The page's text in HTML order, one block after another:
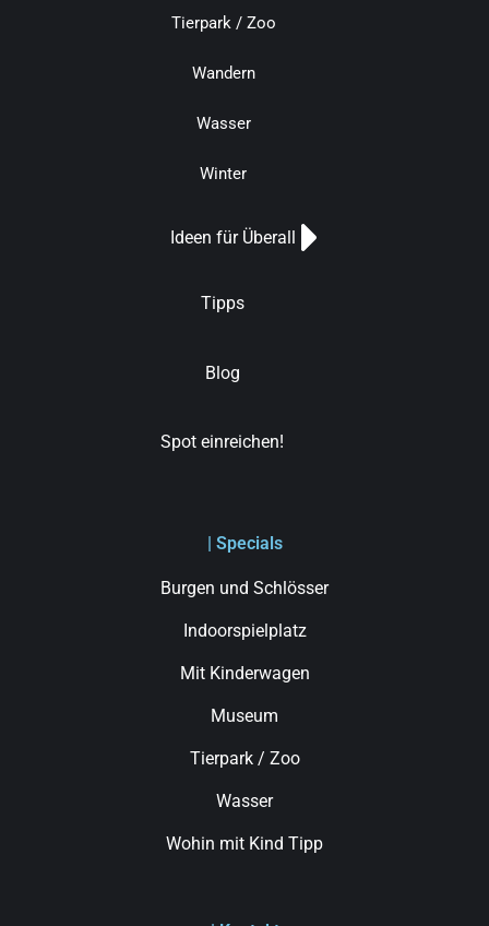
Tierpark / Zoo
Wandern
Wasser
Winter
Ideen für Überall
Tipps
Blog
Spot einreichen!
| Specials
Burgen und Schlösser
Indoorspielplatz
Mit Kinderwagen
Museum
Tierpark / Zoo
Wasser
Wohin mit Kind Tipp